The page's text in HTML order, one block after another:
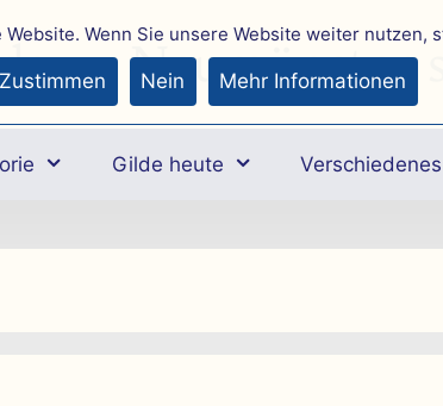
zu Neumünster
Gilde heute Verschiedenes
Wenn Sie unsere Website weiter nutzen,
Zustimmen Nein Mehr Informationen